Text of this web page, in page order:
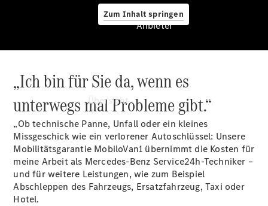
Zum Inhalt springen
Anbieter
Übersicht
Anbieter
„Ich bin für Sie da, wenn es
unterwegs mal Probleme gibt.“
„Ob technische Panne, Unfall oder ein kleines
Missgeschick wie ein verlorener Autoschlüssel: Unsere
Mobilitätsgarantie MobiloVan1 übernimmt die Kosten für
meine Arbeit als Mercedes-Benz Service24h-Techniker –
und für weitere Leistungen, wie zum Beispiel
Abschleppen des Fahrzeugs, Ersatzfahrzeug, Taxi oder
Hotel.